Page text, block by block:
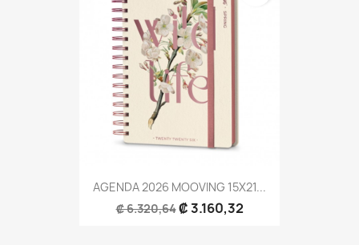
AGENDA 2026 MOOVING 15X21...
₡ 6.320,64₡ 3.160,32